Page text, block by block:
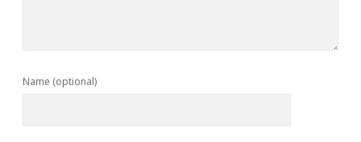
Name (optional)